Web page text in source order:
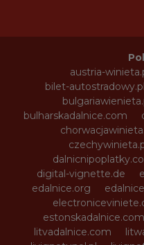
austria-
bilet-autostradowy.pl
bulharskadalnice.com
digital-vignette.de
edalnice.org
estonskadalnice.com
litvadalnice.com